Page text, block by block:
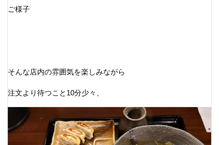
ご様子
そんな店内の雰囲気を楽しみながら
注文より待つこと10分少々、